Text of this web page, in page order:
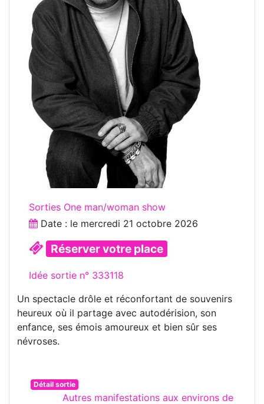
Sorties One man/woman show
Date : le mercredi 21 octobre 2026
Réserver votre place
Idée sortie n° 333118
Un spectacle drôle et réconfortant de souvenirs
heureux où il partage avec autodérision, son
enfance, ses émois amoureux et bien sûr ses
névroses.
Détail sortie
Autres manifestations aux environs de